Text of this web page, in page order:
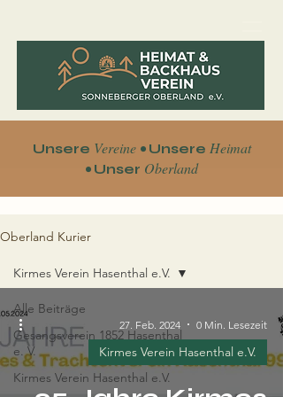
Unsere Vereine •Unsere Heimat
•Unser Oberland
Oberland Kurier
Alle Beiträge
Gesangsverein 1852 Hasenthal
e. V.
Kirmes Verein Hasenthal e.V.
Kirmes Verein Hasenthal e.V.
Kirmes Verein Hasenthal e.V.
27. Feb. 2024 0 Min. Lesezeit